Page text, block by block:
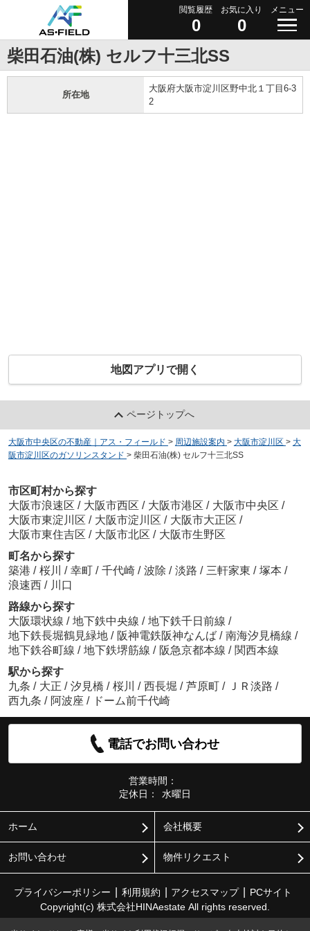
閲覧履歴
0
お気に入り
0
メニュー
柴田石油(株) セルフ十三北SS
所在地
大阪府大阪市淀川区野中北１丁目6-3
2
地図アプリで開く
ページトップへ
大阪市中央区の不動産｜アス・フィールド > 周辺施設案内 > 大阪市淀川区 > 大
阪市淀川区のガソリンスタンド > 柴田石油(株) セルフ十三北SS
市区町村から探す
大阪市浪速区 / 大阪市西区 / 大阪市港区 / 大阪市中央区 /
大阪市東淀川区 / 大阪市淀川区 / 大阪市大正区 /
大阪市東住吉区 / 大阪市北区 / 大阪市生野区
町名から探す
築港 / 桜川 / 幸町 / 千代崎 / 波除 / 淡路 / 三軒家東 / 塚本 /
浪速西 / 川口
路線から探す
大阪環状線 / 地下鉄中央線 / 地下鉄千日前線 /
地下鉄長堀鶴見緑地 / 阪神電鉄阪神なんば / 南海汐見橋線 /
地下鉄谷町線 / 地下鉄堺筋線 / 阪急京都本線 / 関西本線
駅から探す
九条 / 大正 / 汐見橋 / 桜川 / 西長堀 / 芦原町 / ＪＲ淡路 /
西九条 / 阿波座 / ドーム前千代崎
電話でお問い合わせ
営業時間：
定休日：
水曜日
ホーム 会社概要
お問い合わせ 物件リクエスト
プライバシーポリシー 利用規約 アクセスマップ
PCサイト
Copyright(c) 株式会社HINAestate All rights reserved.